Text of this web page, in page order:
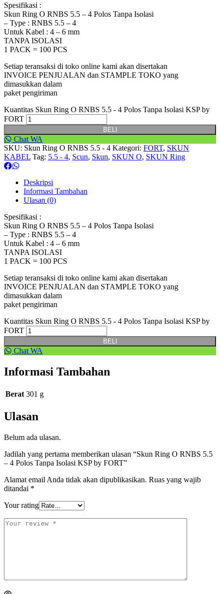
Spesifikasi :
Skun Ring O RNBS 5.5 – 4 Polos Tanpa Isolasi
– Type : RNBS 5.5 – 4
Untuk Kabel : 4 – 6 mm
TANPA ISOLASI
1 PACK = 100 PCS
Setiap teransaksi di toko online kami akan disertakan
INVOICE PENJUALAN dan STAMPLE TOKO yang
dimasukkan dalam
paket pengiriman
Kuantitas Skun Ring O RNBS 5.5 - 4 Polos Tanpa Isolasi KSP by
FORT
BELI
Chat WA
SKU: Skun Ring O RNBS 5.5 - 4 Kategori: FORT, SKUN
KABEL Tag: 5.5 - 4, Scun, Skun, SKUN O, SKUN Ring
Deskripsi
Informasi Tambahan
Ulasan (0)
Spesifikasi :
Skun Ring O RNBS 5.5 – 4 Polos Tanpa Isolasi
– Type : RNBS 5.5 – 4
Untuk Kabel : 4 – 6 mm
TANPA ISOLASI
1 PACK = 100 PCS
Setiap teransaksi di toko online kami akan disertakan
INVOICE PENJUALAN dan STAMPLE TOKO yang
dimasukkan dalam
paket pengiriman
Kuantitas Skun Ring O RNBS 5.5 - 4 Polos Tanpa Isolasi KSP by
FORT
BELI
Chat WA
Informasi Tambahan
Berat 301 g
Ulasan
Belum ada ulasan.
Jadilah yang pertama memberikan ulasan “Skun Ring O RNBS 5.5
– 4 Polos Tanpa Isolasi KSP by FORT”
Alamat email Anda tidak akan dipublikasikan. Ruas yang wajib
ditandai *
Your rating